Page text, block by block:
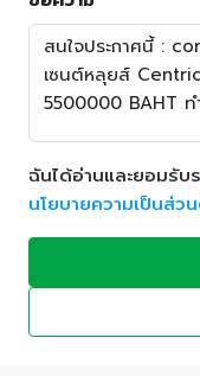
ฉันได้อ่านและยอมรับ
นโยบายความเป็นส่ว